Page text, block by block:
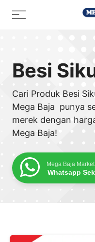
Menu
Besi
Cari Produk Besi
Mega Baja punya
merek dengan
Mega Baja!
Mega Baja
Whatsapp